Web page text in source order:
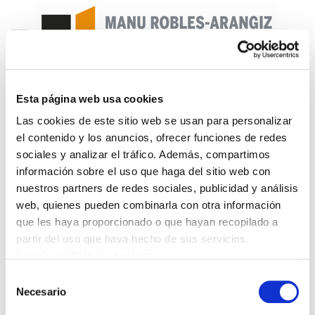
Esta página web usa cookies
Las cookies de este sitio web se usan para personalizar
el contenido y los anuncios, ofrecer funciones de redes
sociales y analizar el tráfico. Además, compartimos
información sobre el uso que haga del sitio web con
nuestros partners de redes sociales, publicidad y análisis
web, quienes pueden combinarla con otra información
que les haya proporcionado o que hayan recopilado a
partir del uso que haya hecho de sus servicios.
Necesario
Enbata + Alda! 2190
Enbata-Alda 2190 (281).pdf1.6 MB
Offres de coalitions.- Euroaginduaren tema.- Sud-
Soudan : l'indépendance, et après. David Lannes.-
Etienne d'Alençon «le pôle archives rend service à
Basque. La religion en Euskal Herria. Felix Placer
Ugarte.- Les travaux manuels d'Eduardo Chillida,